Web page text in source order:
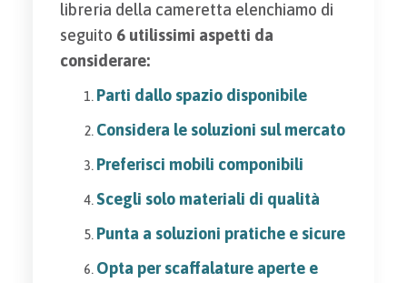
libreria della cameretta elenchiamo di
seguito 6 utilissimi aspetti da
considerare:
Parti dallo spazio disponibile
Considera le soluzioni sul mercato
Preferisci mobili componibili
Scegli solo materiali di qualità
Punta a soluzioni pratiche e sicure
Opta per scaffalature aperte e